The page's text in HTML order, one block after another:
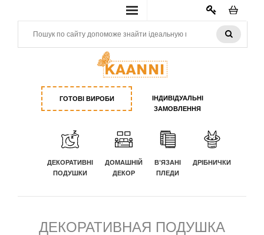
КАБИНЕТ
ГОТОВІ ВИРОБИ
ІНДИВІДУАЛЬНІ
ЗАМОВЛЕННЯ
ДЕКОРАТИВНІ
ПОДУШКИ
ДОМАШНІЙ
ДЕКОР
В'ЯЗАНІ
ПЛЕДИ
ДРІБНИЧКИ
ДЕКОРАТИВНАЯ ПОДУШКА